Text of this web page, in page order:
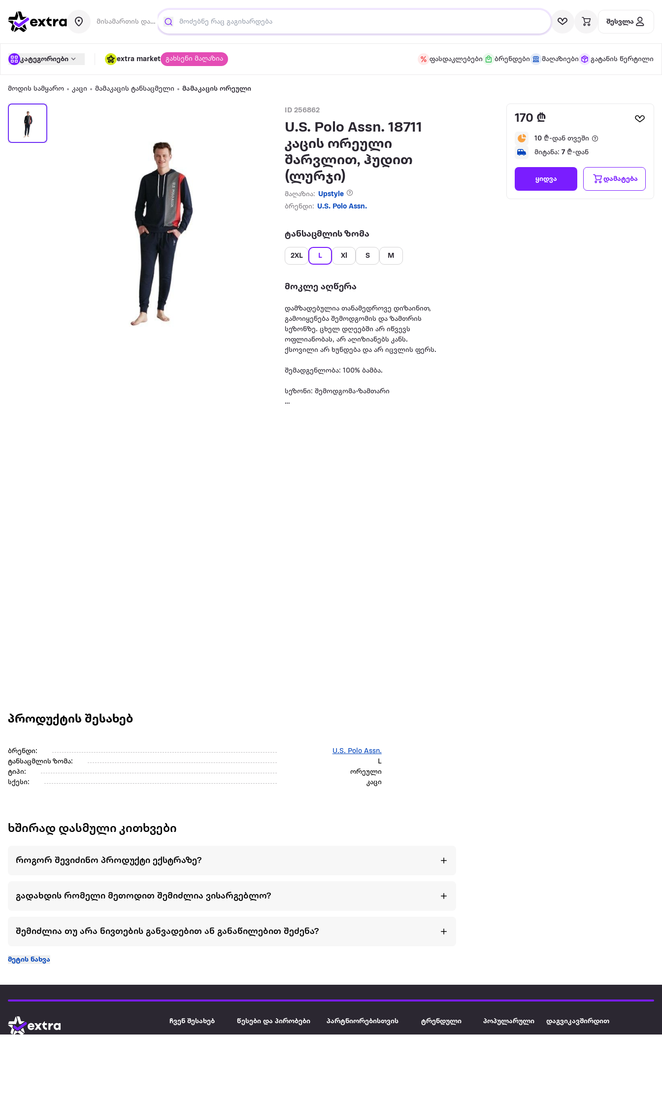
მისამართის დამატება შესვლა
კატეგორიები extra market გახსენი მაღაზია ფასდაკლებები ბრენდები მაღაზიები გატანის წერტილი
მოდის სამყარო კაცი მამაკაცის ტანსაცმელი მამაკაცის ორეული
ID 256862
U.S. Polo Assn. 18711
კაცის ორეული
შარვლით, ჰუდით
(ლურჯი)
მაღაზია: Upstyle
ბრენდი: U.S. Polo Assn.
ტანსაცმლის ზომა
2XL L Xl S M
მოკლე აღწერა
დამზადებულია თანამედროვე დიზაინით,
გამოიყენება შემოდგომის და ზამთრის
სეზონზე. ცხელ დღეებში არ იწვევს
ოფლიანობას, არ აღიზიანებს კანს.
ქსოვილი არ ხუნდება და არ იცვლის ფერს.
შემადგენლობა: 100% ბამბა.
სეზონი: შემოდგომა-ზამთარი
პროდუქტის შესახებ
ბრენდი:
U.S. Polo Assn.
ტანსაცმლის ზომა:
L
ტიპი:
ორეული
სქესი:
კაცი
ხშირად დასმული კითხვები
როგორ შევიძინო პროდუქტი ექსტრაზე?
გადახდის რომელი მეთოდით შემიძლია ვისარგებლო?
შემიძლია თუ არა ნივთების განვადებით ან განაწილებით შეძენა?
მეტის ნახვა
170 ₾
10 ₾-დან თვეში
მიტანა: 7 ₾-დან
ყიდვა დამატება
ჩვენ შესახებ წესები და პირობები პარტნიორებისთვის ტრენდული პოპულარული დაგვიკავშირდით